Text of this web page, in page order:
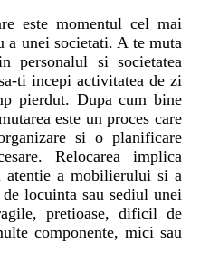
este momentul cel mai
a unei societati. A te muta
personalul si societatea
ti incepi activitatea de zi
pierdut. Dupa cum bine
este un proces care
si o planificare
Relocarea implica
atentie a mobilierului si a
locuinta sau sediul unei
pretioase, dificil de
componente, mici sau